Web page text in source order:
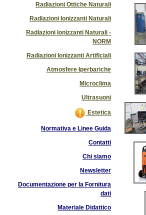
Radiazioni Ottiche Naturali
Radiazioni Ionizzanti Naturali
Radiazioni Ionizzanti Naturali -
NORM
Radiazioni Ionizzanti Artificiali
Atmosfere Iperbariche
Microclima
Ultrasuoni
Estetica
Normativa e Linee Guida
Contatti
Chi siamo
Newsletter
Documentazione per la Fornitura
dati
Materiale Didattico